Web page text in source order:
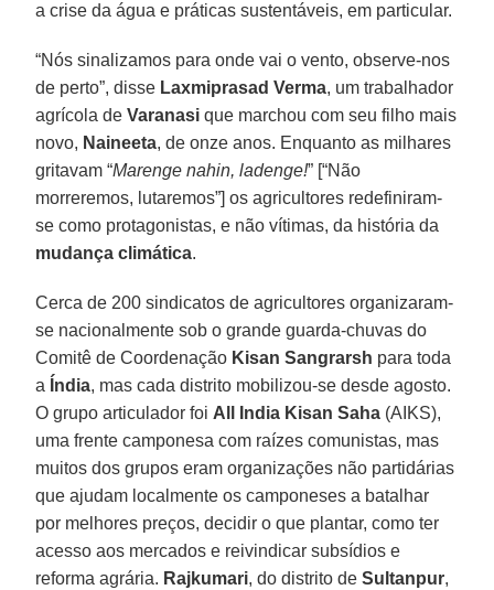
a crise da água e práticas sustentáveis, em particular.
“Nós sinalizamos para onde vai o vento, observe-nos
de perto”, disse Laxmiprasad Verma, um trabalhador
agrícola deVaranasi que marchou com seu filho mais
novo, Naineeta, de onze anos. Enquanto as milhares
gritavam “Marenge nahin, ladenge!” [“Não
morreremos, lutaremos”] os agricultores redefiniram-
se como protagonistas, e não vítimas, da história da
mudança climática.
Cerca de 200 sindicatos de agricultores organizaram-
se nacionalmente sob o grande guarda-chuvas do
Comitê de Coordenação Kisan Sangrarsh para toda
a Índia, mas cada distrito mobilizou-se desde agosto.
O grupo articulador foi All India Kisan Saha (AIKS),
uma frente camponesa com raízes comunistas, mas
muitos dos grupos eram organizações não partidárias
que ajudam localmente os camponeses a batalhar
por melhores preços, decidir o que plantar, como ter
acesso aos mercados e reivindicar subsídios e
reforma agrária. Rajkumari, do distrito deSultanpur,